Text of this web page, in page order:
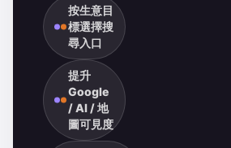
按生意目
標選擇搜
尋入口
提升
Google
/ AI / 地
圖可見度